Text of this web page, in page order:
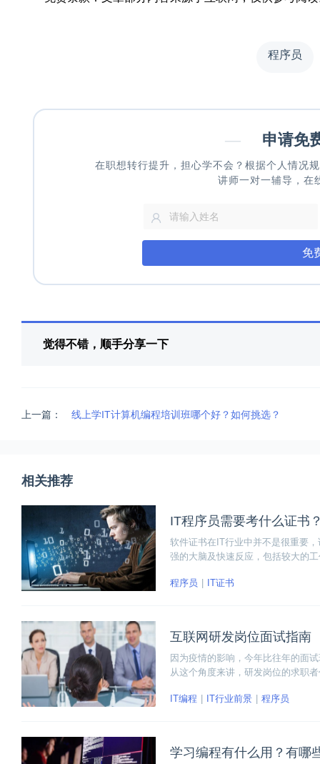
程序员
— 申请免
在职想转行提升，担心学不会？根据个人情况
讲师一对一辅导，在
免
觉得不错，顺手分享一下
上一篇： 线上学IT计算机编程培训班哪个好？如何挑选？
相关推荐
IT程序员需要考什么证书
软件证书在IT行业中并不是很重要
强的大脑及快速反应，包括较大的
程序员
IT证书
互联网研发岗位面试指南
因为疫情的影响，今年比往年的面
从这个角度来讲，研发岗位的求职
指南。
IT编程 IT行业前景 程序员
学习编程有什么用？有哪